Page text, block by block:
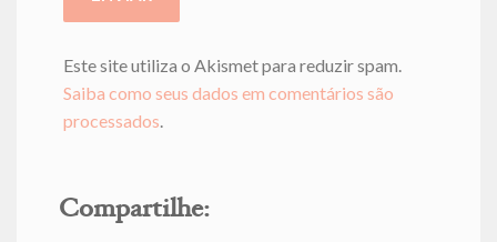
Este site utiliza o Akismet para reduzir spam.
Saiba como seus dados em comentários são
processados.
Compartilhe: